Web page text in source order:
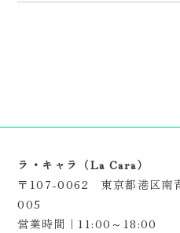
ラ・キャラ（La Cara）
〒107-0062 東京都港区南
005
営業時間｜11:00～18:00